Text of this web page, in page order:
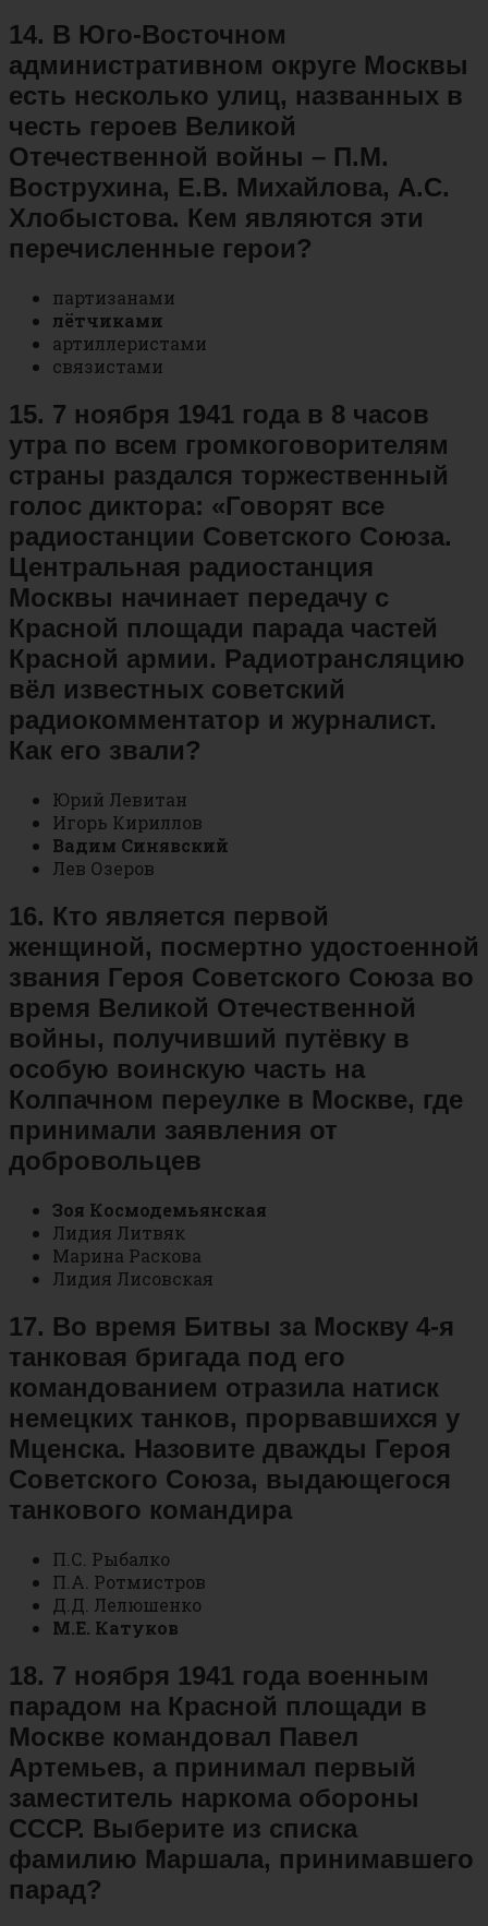
14. В Юго-Восточном
административном округе Москвы
есть несколько улиц, названных в
честь героев Великой
Отечественной войны – П.М.
Вострухина, Е.В. Михайлова, А.С.
Хлобыстова. Кем являются эти
перечисленные герои?
партизанами
лётчиками
артиллеристами
связистами
15. 7 ноября 1941 года в 8 часов
утра по всем громкоговорителям
страны раздался торжественный
голос диктора: «Говорят все
радиостанции Советского Союза.
Центральная радиостанция
Москвы начинает передачу с
Красной площади парада частей
Красной армии. Радиотрансляцию
вёл известных советский
радиокомментатор и журналист.
Как его звали?
Юрий Левитан
Игорь Кириллов
Вадим Синявский
Лев Озеров
16. Кто является первой
женщиной, посмертно удостоенной
звания Героя Советского Союза во
время Великой Отечественной
войны, получивший путёвку в
особую воинскую часть на
Колпачном переулке в Москве, где
принимали заявления от
добровольцев
Зоя Космодемьянская
Лидия Литвяк
Марина Раскова
Лидия Лисовская
17. Во время Битвы за Москву 4-я
танковая бригада под его
командованием отразила натиск
немецких танков, прорвавшихся у
Мценска. Назовите дважды Героя
Советского Союза, выдающегося
танкового командира
П.С. Рыбалко
П.А. Ротмистров
Д.Д. Лелюшенко
М.Е. Катуков
18. 7 ноября 1941 года военным
парадом на Красной площади в
Москве командовал Павел
Артемьев, а принимал первый
заместитель наркома обороны
СССР. Выберите из списка
фамилию Маршала, принимавшего
парад?